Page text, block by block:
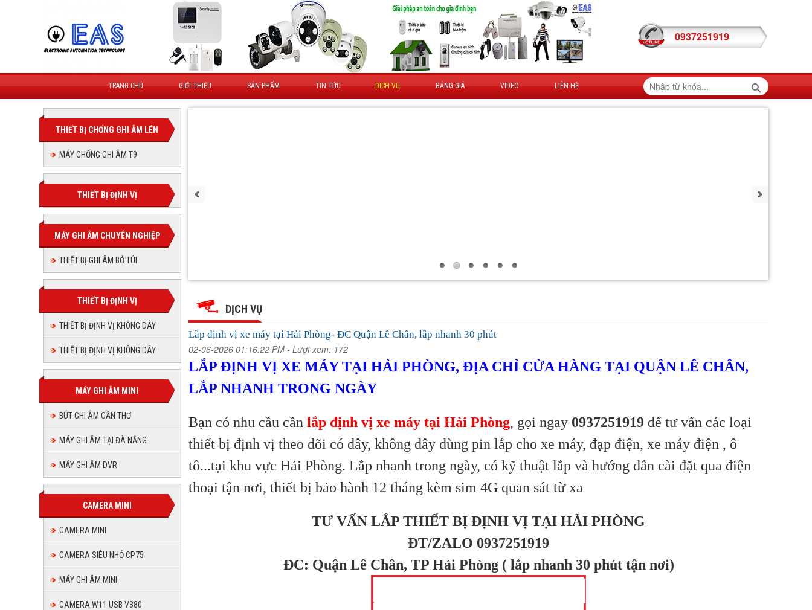
0937251919
TRANG CHỦ GIỚI THIỆU SẢN PHẨM TIN TỨC DỊCH VỤ BẢNG GIÁ VIDEO LIÊN HỆ
THIẾT BỊ CHỐNG GHI ÂM LÉN
MÁY CHỐNG GHI ÂM T9
THIẾT BỊ ĐỊNH VỊ
MÁY GHI ÂM CHUYÊN NGHIỆP
THIẾT BỊ GHI ÂM BỎ TÚI
THIẾT BỊ ĐỊNH VỊ
THIẾT BỊ ĐỊNH VỊ KHÔNG DÂY
THIẾT BỊ ĐỊNH VỊ KHÔNG DÂY
MÁY GHI ÂM MINI
BÚT GHI ÂM CẦN THƠ
MÁY GHI ÂM TẠI ĐÀ NẴNG
MÁY GHI ÂM DVR
CAMERA MINI
CAMERA MINI
CAMERA SIÊU NHỎ CP75
MÁY GHI ÂM MINI
CAMERA W11 USB V380
Lắp
định
vị
xe
máy
tại
Hải
Phòng-
ĐC
Quận
Lắp
định
vị
xe
máy
tại
Phòng-
ĐC
Quận
Lê
Lắp
định
vị
xe
máy
tại
Hải
Phòng-
ĐC
Quận
Lê
Chân,
lắp
nhanh
Lắp
định
xe
máy
tại
Hải
Phòng-
ĐC
Quận
lắp
nhanh
30
phút
Lắp
máy
tại
Hải
Phòng-
Quận
Lê
Chân,
lắp
phút
Lắp
tại
Hải
Phòng-
ĐC
Quận
Lê
Chân,
nhanh
30
DỊCH VỤ
Lắp định vị xe máy tại Hải Phòng- ĐC Quận Lê Chân, lắp nhanh 30 phút
02-06-2026 01:16:22 PM - Lượt xem: 172
LẮP ĐỊNH VỊ XE MÁY TẠI HẢI PHÒNG, ĐỊA CHỈ CỬA HÀNG TẠI QUẬN LÊ CHÂN,
LẮP NHANH TRONG NGÀY
Bạn có nhu cầu cần lắp định vị xe máy tại Hải Phòng, gọi ngay 0937251919 để tư vấn các loại
thiết bị định vị theo dõi có dây, không dây dùng pin lắp cho xe máy, đạp điện, xe máy điện , ô
tô...tại khu vực Hải Phòng. Lắp nhanh trong ngày, có kỹ thuật lắp và hướng dẫn cài đặt qua điện
thoại tận nơi, thiết bị bảo hành 12 tháng kèm sim 4G quan sát từ xa
TƯ VẤN LẮP THIẾT BỊ ĐỊNH VỊ TẠI HẢI PHÒNG
ĐT/ZALO 0937251919
ĐC: Quận Lê Chân, TP Hải Phòng ( lắp nhanh 30 phút tận nơi)